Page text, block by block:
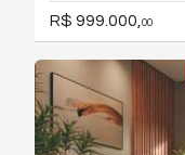
R$ 999.000, 00